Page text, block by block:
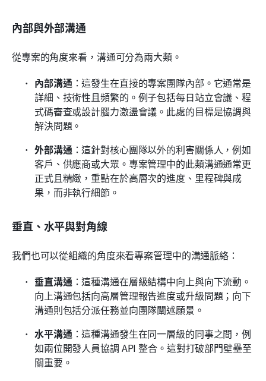
內部與外部溝通
從專案的角度來看，溝通可分為兩大類。
內部溝通 ：這發生在直接的專案團隊內部。它通常是
詳細、技術性且頻繁的。例子包括每日站立會議、程
式碼審查或設計腦力激盪會議。此處的目標是協調與
解決問題。
外部溝通 ：這針對核心團隊以外的利害關係人，例如
客戶、供應商或大眾。專案管理中的此類溝通通常更
正式且精緻，重點在於高層次的進度、里程碑與成
果，而非執行細節。
垂直、水平與對角線
我們也可以從組織的角度來看專案管理中的溝通脈絡：
垂直溝通 ：這種溝通在層級結構中向上與向下流動。
向上溝通包括向高層管理報告進度或升級問題；向下
溝通則包括分派任務並向團隊闡述願景。
水平溝通 ：這種溝通發生在同一層級的同事之間，例
如兩位開發人員協調 API 整合。這對打破部門壁壘至
關重要。